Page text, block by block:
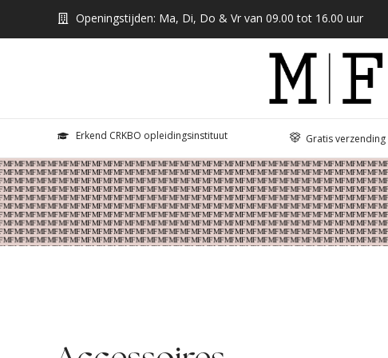
Openingstijden: Ma, Di, Do & Vr van 09.00 tot 16.00 uur
Erkend CRKBO opleidingsinstituut Gratis